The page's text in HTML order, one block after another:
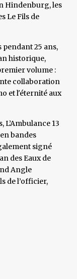
Hindenburg, les
Le Fils de
pendant 25 ans,
historique,
volume :
collaboration
et l'éternité aux
13
bandes
signé
des Eaux de
Angle
de l’officier,